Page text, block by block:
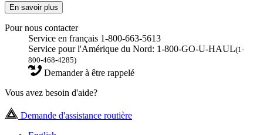
En savoir plus
Pour nous contacter
Service en français 1-800-663-5613
Service pour l'Amérique du Nord: 1-800-GO-U-HAUL(1-
800-468-4285)
Demander à être rappelé
Vous avez besoin d'aide?
Demande d'assistance routière